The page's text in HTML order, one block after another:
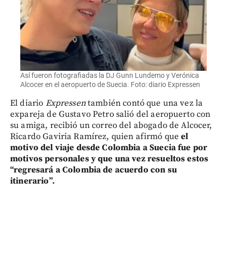
Así fueron fotografiadas la DJ Gunn Lundemo y Verónica
Alcocer en el aeropuerto de Suecia. Foto: diario Expressen
El diario Expressentambién contó que una vez la
expareja de Gustavo Petro salió del aeropuerto con
su amiga, recibió un correo del abogado de Alcocer,
Ricardo Gaviria Ramírez, quien afirmó queel
motivo del viaje desde Colombia a Suecia fue por
motivos personales y que una vez resueltos estos
“regresará a Colombia de acuerdo con su
itinerario”.